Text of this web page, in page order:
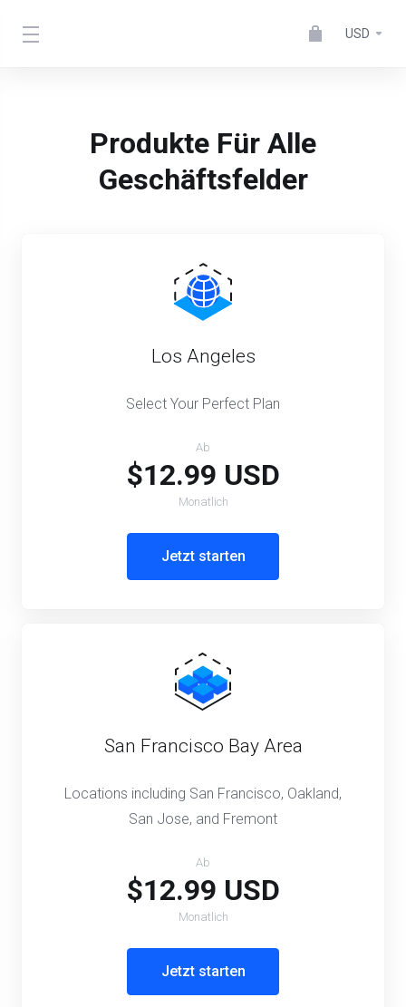
USD
Produkte Für Alle
Geschäftsfelder
Los Angeles
Select Your Perfect Plan
Ab
$12.99 USD
Monatlich
Jetzt starten
San Francisco Bay Area
Locations including San Francisco, Oakland,
San Jose, and Fremont
Ab
$12.99 USD
Monatlich
Jetzt starten